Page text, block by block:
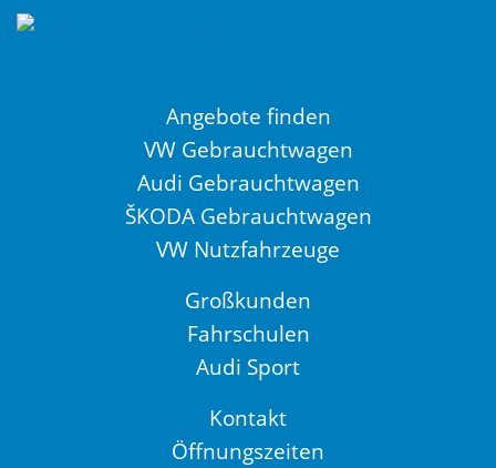
Angebote finden
VW Gebrauchtwagen
Audi Gebrauchtwagen
ŠKODA Gebrauchtwagen
VW Nutzfahrzeuge
Großkunden
Fahrschulen
Audi Sport
Kontakt
Öffnungszeiten